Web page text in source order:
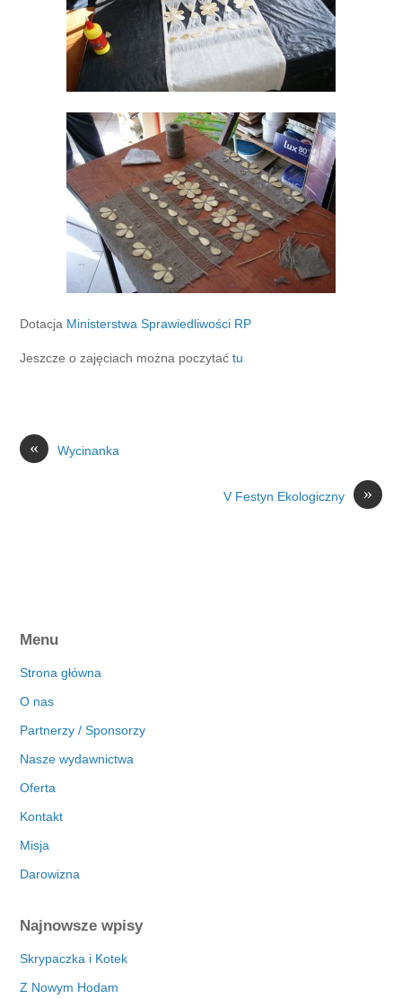
Dotacja Ministerstwa Sprawiedliwości RP
Jeszcze o zajęciach można poczytaćtu
« Wycinanka
»
V Festyn Ekologiczny
Menu
Strona główna
O nas
Partnerzy / Sponsorzy
Nasze wydawnictwa
Oferta
Kontakt
Misja
Darowizna
Najnowsze wpisy
Skrypaczka i Kotek
Z Nowym Hodam